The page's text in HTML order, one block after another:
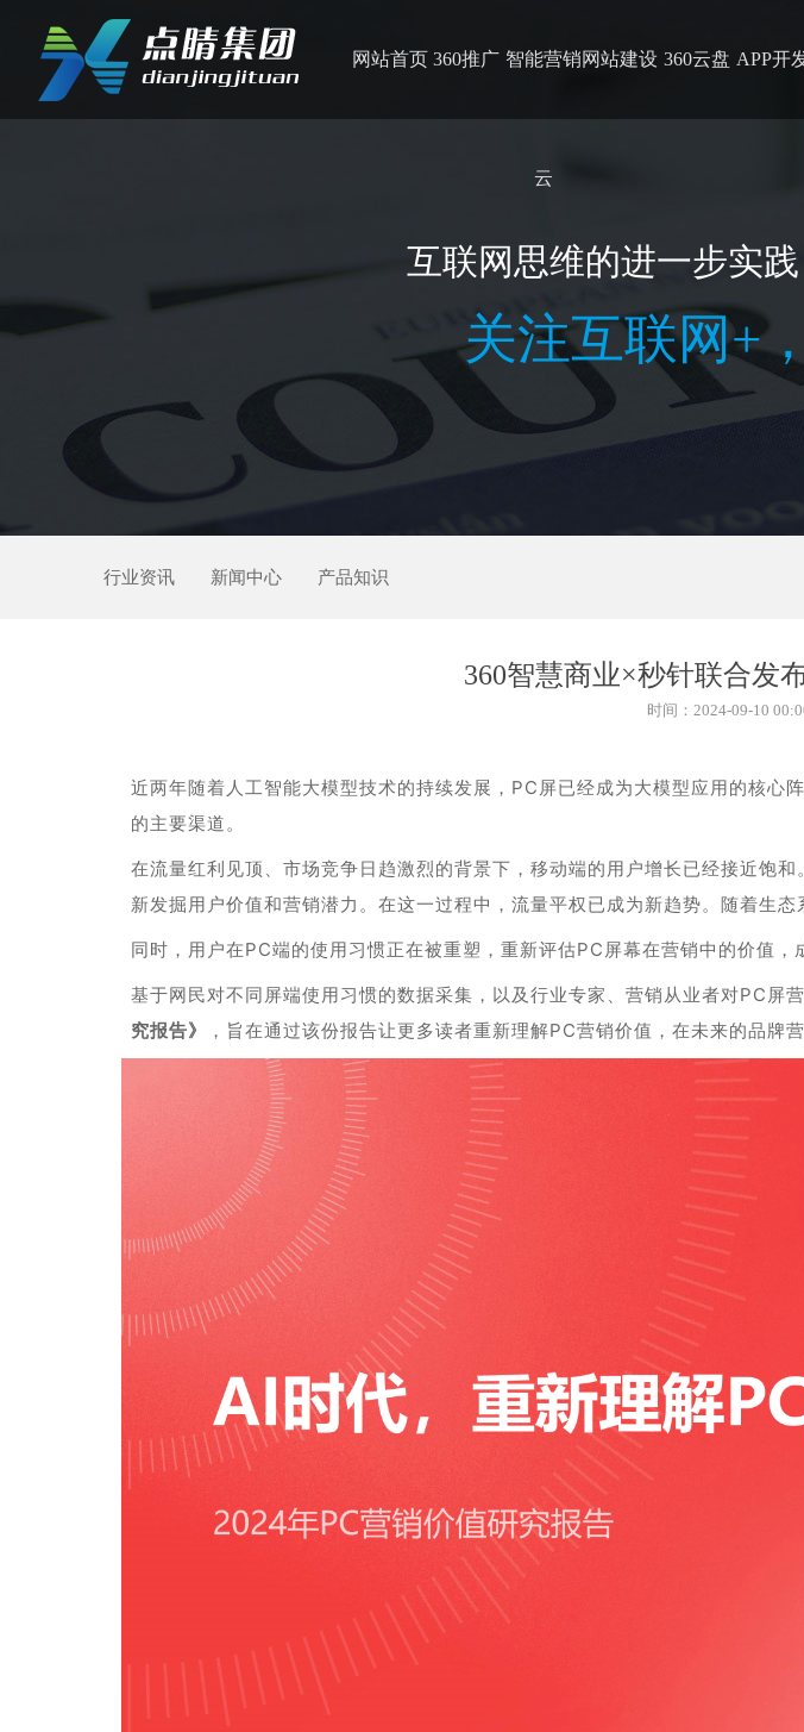
网站首页 360推广 智能营销
云
网站建设 360云盘 APP开
互联网思维的进一步实
关注互联网+
行业资讯 新闻中心 产品知识
360智慧商业×秒针联合发
时间：2024-09-10
近两年随着人工智能大模型技术的持续发展，PC屏已经成为大模型应用的核
的主要渠道。
在流量红利见顶、市场竞争日趋激烈的背景下，移动端的用户增长已经接近饱
新发掘用户价值和营销潜力。在这一过程中，流量平权已成为新趋势。随着生
同时，用户在PC端的使用习惯正在被重塑，重新评估PC屏幕在营销中的价值，
基于网民对不同屏端使用习惯的数据采集，以及行业专家、营销从业者对PC屏
究报告》
，旨在通过该份报告让更多读者重新理解PC营销价值，在未来的品牌